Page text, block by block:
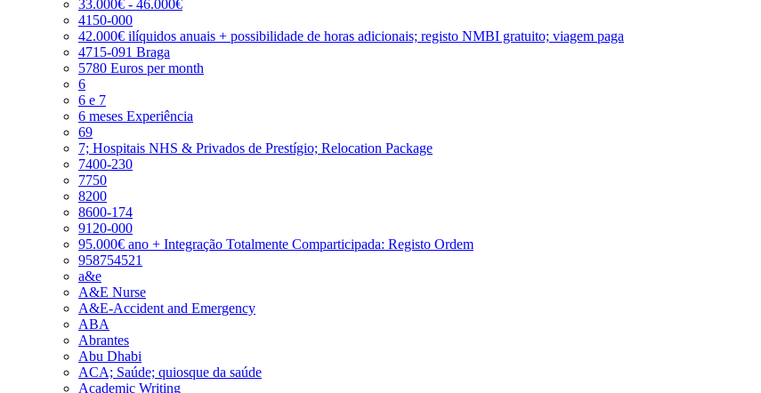
33.000€ - 46.000€
4150-000
42.000€ ilíquidos anuais + possibilidade de horas adicionais; registo NMBI gratuito; viagem paga
4715-091 Braga
5780 Euros per month
6
6 e 7
6 meses Experiência
69
7; Hospitais NHS & Privados de Prestígio; Relocation Package
7400-230
7750
8200
8600-174
9120-000
95.000€ ano + Integração Totalmente Comparticipada: Registo Ordem
958754521
a&e
A&E Nurse
A&E-Accident and Emergency
ABA
Abrantes
Abu Dhabi
ACA; Saúde; quiosque da saúde
Academic Writing